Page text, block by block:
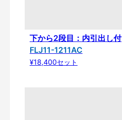
下から2段目：内引出し付
FLJ11-1211AC
¥18,400セット